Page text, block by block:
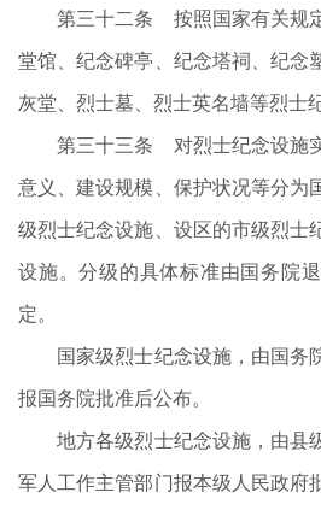
第三十二条 按照国家有关规定
堂馆、纪念碑亭、纪念塔祠、纪念
灰堂、烈士墓、烈士英名墙等烈士
第三十三条 对烈士纪念设施实
意义、建设规模、保护状况等分为
级烈士纪念设施、设区的市级烈士
设施。分级的具体标准由国务院
定。
国家级烈士纪念设施，由国务
报国务院批准后公布。
地方各级烈士纪念设施，由县
军人工作主管部门报本级人民政府